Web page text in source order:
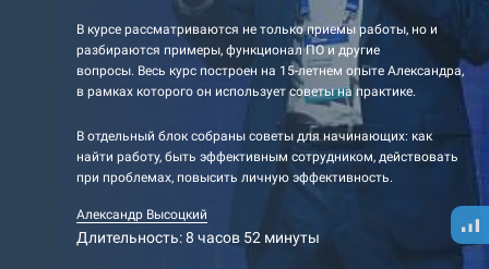
В курсе рассматриваются не только приемы работы, но и
разбираются примеры, функционал ПО и другие
вопросы. Весь курс построен на 15-летнем опыте Александра,
в рамках которого он использует советы на практике.
В отдельный блок собраны советы для начинающих: как
найти работу, быть эффективным сотрудником, действовать
при проблемах, повысить личную эффективность.
Александр Высоцкий
Длительность: 8 часов 52 минуты